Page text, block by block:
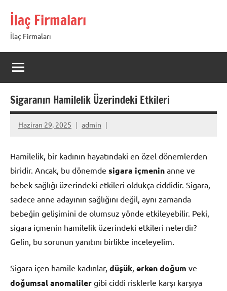
İlaç Firmaları
İlaç Firmaları
Sigaranın Hamilelik Üzerindeki Etkileri
Haziran 29, 2025 admin
Hamilelik, bir kadının hayatındaki en özel dönemlerden
biridir. Ancak, bu dönemde sigara içmenin anne ve
bebek sağlığı üzerindeki etkileri oldukça ciddidir. Sigara,
sadece anne adayının sağlığını değil, aynı zamanda
bebeğin gelişimini de olumsuz yönde etkileyebilir. Peki,
sigara içmenin hamilelik üzerindeki etkileri nelerdir?
Gelin, bu sorunun yanıtını birlikte inceleyelim.
Sigara içen hamile kadınlar, düşük erken doğum ve
doğumsal anomaliler gibi ciddi risklerle karşı karşıya